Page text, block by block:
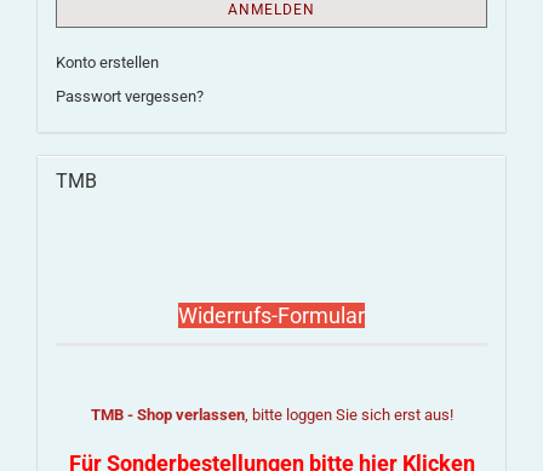
ANMELDEN
Konto erstellen
Passwort vergessen?
TMB
Widerrufs-Formular
TMB - Shop verlassen, bitte loggen Sie sich erst aus!
Für Sonderbestellungen bitte hier Klicken